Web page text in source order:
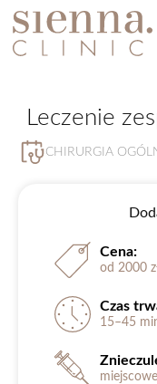
Leczenie
CHIRURGIA
Cena:
od 2000
Czas
15–45
miejscowe